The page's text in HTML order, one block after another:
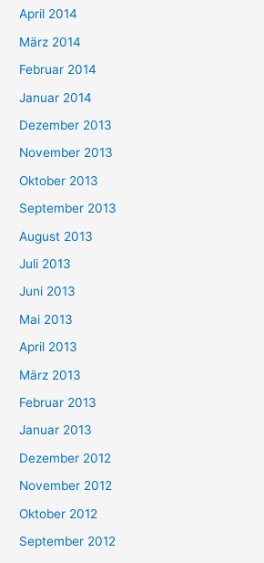
April 2014
März 2014
Februar 2014
Januar 2014
Dezember 2013
November 2013
Oktober 2013
September 2013
August 2013
Juli 2013
Juni 2013
Mai 2013
April 2013
März 2013
Februar 2013
Januar 2013
Dezember 2012
November 2012
Oktober 2012
September 2012